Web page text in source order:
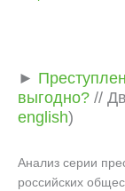
►
выгодно? //
english)
Анализ серии
российских